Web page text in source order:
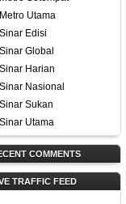
Metro Utama
Sinar Edisi
Sinar Global
Sinar Harian
Sinar Nasional
Sinar Sukan
Sinar Utama
COMMENTS
TRAFFIC FEED